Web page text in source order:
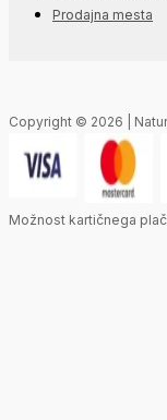
Prodajna mesta
Copyright © 2026 |
Možnost kartičnega